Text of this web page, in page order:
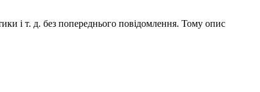
і т. д. без попереднього повідомлення. Тому опис